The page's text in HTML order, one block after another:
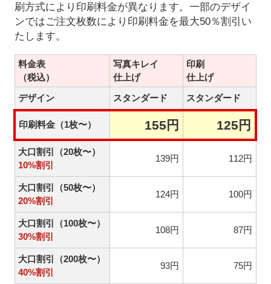
刷方式により印刷料金が異なります。一部のデザイ
ンではご注文枚数により印刷料金を最大50％割引い
たします。
料金表
（税込）
写真キレイ
仕上げ
印刷
仕上げ
デザイン
スタンダード スタンダード
印刷料金（1枚〜） 155円 125円
大口割引（20枚〜）
10%割引
139円 112円
大口割引（50枚〜）
20%割引
124円 100円
大口割引（100枚〜）
30%割引
108円 87円
大口割引（200枚〜）
40%割引
93円 75円